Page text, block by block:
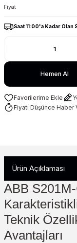
Fiyat
Saat 11:00'a Kadar
Hemen Al
Fiyatı Düşünce Haber
Ürün Açıklaması
ABB
Teknik
Avantajları